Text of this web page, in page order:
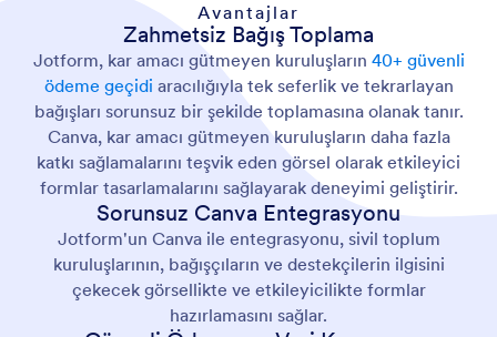
Avantajlar
Zahmetsiz Bağış Toplama
Jotform, kar amacı gütmeyen kuruluşların 40+ güvenli
ödeme geçidi aracılığıyla tek seferlik ve tekrarlayan
bağışları sorunsuz bir şekilde toplamasına olanak tanır.
Canva, kar amacı gütmeyen kuruluşların daha fazla
katkı sağlamalarını teşvik eden görsel olarak etkileyici
formlar tasarlamalarını sağlayarak deneyimi geliştirir.
Sorunsuz Canva Entegrasyonu
Jotform'un Canva ile entegrasyonu, sivil toplum
kuruluşlarının, bağışçıların ve destekçilerin ilgisini
çekecek görsellikte ve etkileyicilikte formlar
hazırlamasını sağlar.